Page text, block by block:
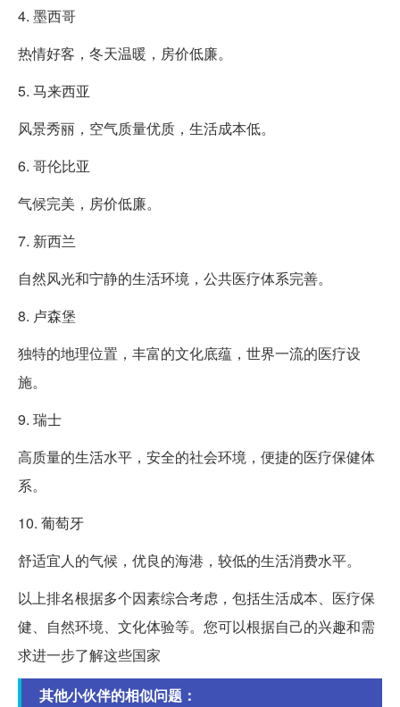
4. 墨西哥
热情好客，冬天温暖，房价低廉。
5. 马来西亚
风景秀丽，空气质量优质，生活成本低。
6. 哥伦比亚
气候完美，房价低廉。
7. 新西兰
自然风光和宁静的生活环境，公共医疗体系完善。
8. 卢森堡
独特的地理位置，丰富的文化底蕴，世界一流的医疗设
施。
9. 瑞士
高质量的生活水平，安全的社会环境，便捷的医疗保健体
系。
10. 葡萄牙
舒适宜人的气候，优良的海港，较低的生活消费水平。
以上排名根据多个因素综合考虑，包括生活成本、医疗保
健、自然环境、文化体验等。您可以根据自己的兴趣和需
求进一步了解这些国家
其他小伙伴的相似问题：